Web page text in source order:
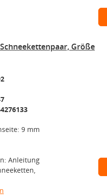
Größe
9 mm
Anleitung